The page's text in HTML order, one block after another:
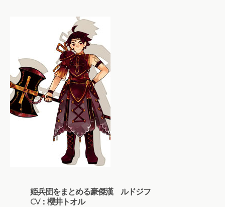
姫兵団をまとめる豪傑漢 ルドジフ
CV：櫻井トオル